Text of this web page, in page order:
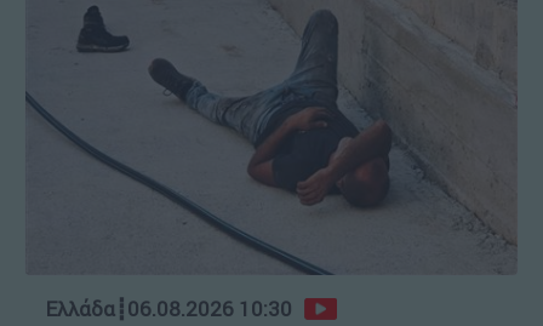
Ελλάδα┋06.08.2026 10:30